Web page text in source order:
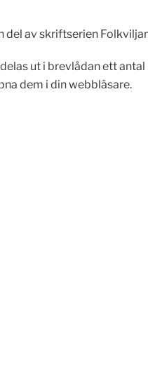
del av skriftserien
ut i brevlådan ett
dem i din webbläsare.